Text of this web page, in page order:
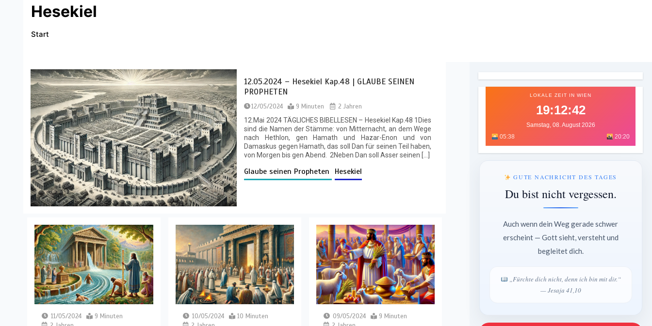
Hesekiel
Start
12.05.2024 – Hesekiel Kap.48 | GLAUBE SEINEN
PROPHETEN
12/05/2024 9 Minuten
2 Jahren
12.Mai 2024 TÄGLICHES BIBELLESEN – Hesekiel Kap.48 1Dies
sind die Namen der Stämme: von Mitternacht, an dem Wege
nach Hethlon, gen Hamath und Hazar-Enon und von
Damaskus gegen Hamath, das soll Dan für seinen Teil haben,
von Morgen bis gen Abend. 2Neben Dan soll Asser seinen […]
Glaube seinen Propheten Hesekiel
11/05/2024
9 Minuten
10/05/2024
10 Minuten
09/05/2024
9 Minuten
LOKALE ZEIT IN WIEN
19:12:44
Samstag, 08. August 2026
05:38
20:20
GUTE NACHRICHT DES TAGES
Du bist nicht vergessen.
Auch wenn dein Weg gerade schwer
erscheint — Gott sieht, versteht und
begleitet dich.
„Fürchte dich nicht, denn ich bin mit dir.“
— Jesaja 41,10